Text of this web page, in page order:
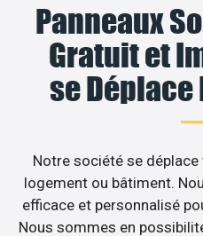
Panneaux
Gratuit et
se
Notre société se
logement ou bâtiment.
efficace et personnalisé
Nous sommes en